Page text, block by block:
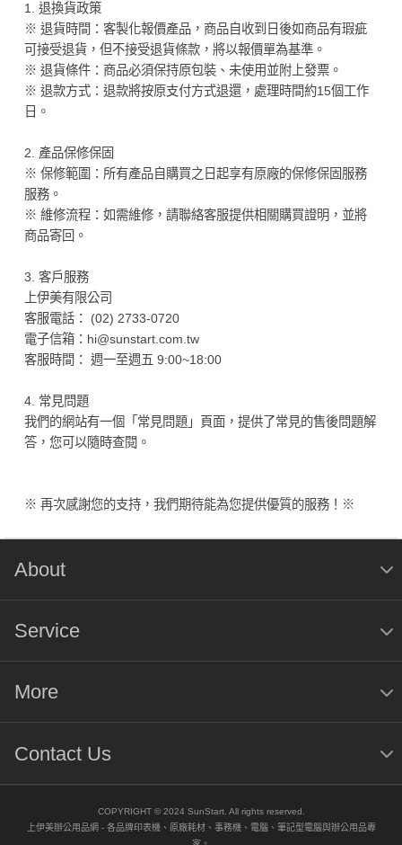
1. 退換貨政策
※ 退貨時間：客製化報價產品，商品自收到日後如商品有瑕疵
可接受退貨，但不接受退貨條款，將以報價單為基準。
※ 退貨條件：商品必須保持原包裝、未使用並附上發票。
※ 退款方式：退款將按原支付方式退還，處理時間約15個工作
日。
2. 產品保修保固
※ 保修範圍：所有產品自購買之日起享有原廠的保修保固服務
服務。
※ 維修流程：如需維修，請聯絡客服提供相關購買證明，並將
商品寄回。
3. 客戶服務
上伊美有限公司
客服電話： (02) 2733-0720
電子信箱：hi@sunstart.com.tw
客服時間： 週一至週五 9:00~18:00
4. 常見問題
我們的網站有一個「常見問題」頁面，提供了常見的售後問題解
答，您可以隨時查閱。
※ 再次感謝您的支持，我們期待能為您提供優質的服務！※
About
Service
More
Contact Us
COPYRIGHT © 2024 SunStart. All rights reserved.
上伊美辦公用品網 - 各品牌印表機、原廠耗材、事務機、電腦、筆記型電腦與辦公用品專